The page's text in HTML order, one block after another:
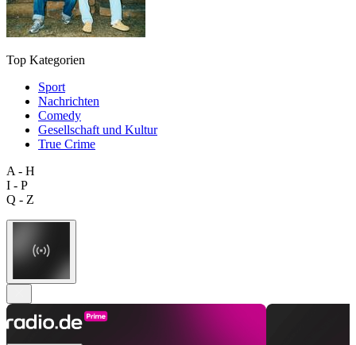
Top Kategorien
Sport
Nachrichten
Comedy
Gesellschaft und Kultur
True Crime
A - H
I - P
Q - Z